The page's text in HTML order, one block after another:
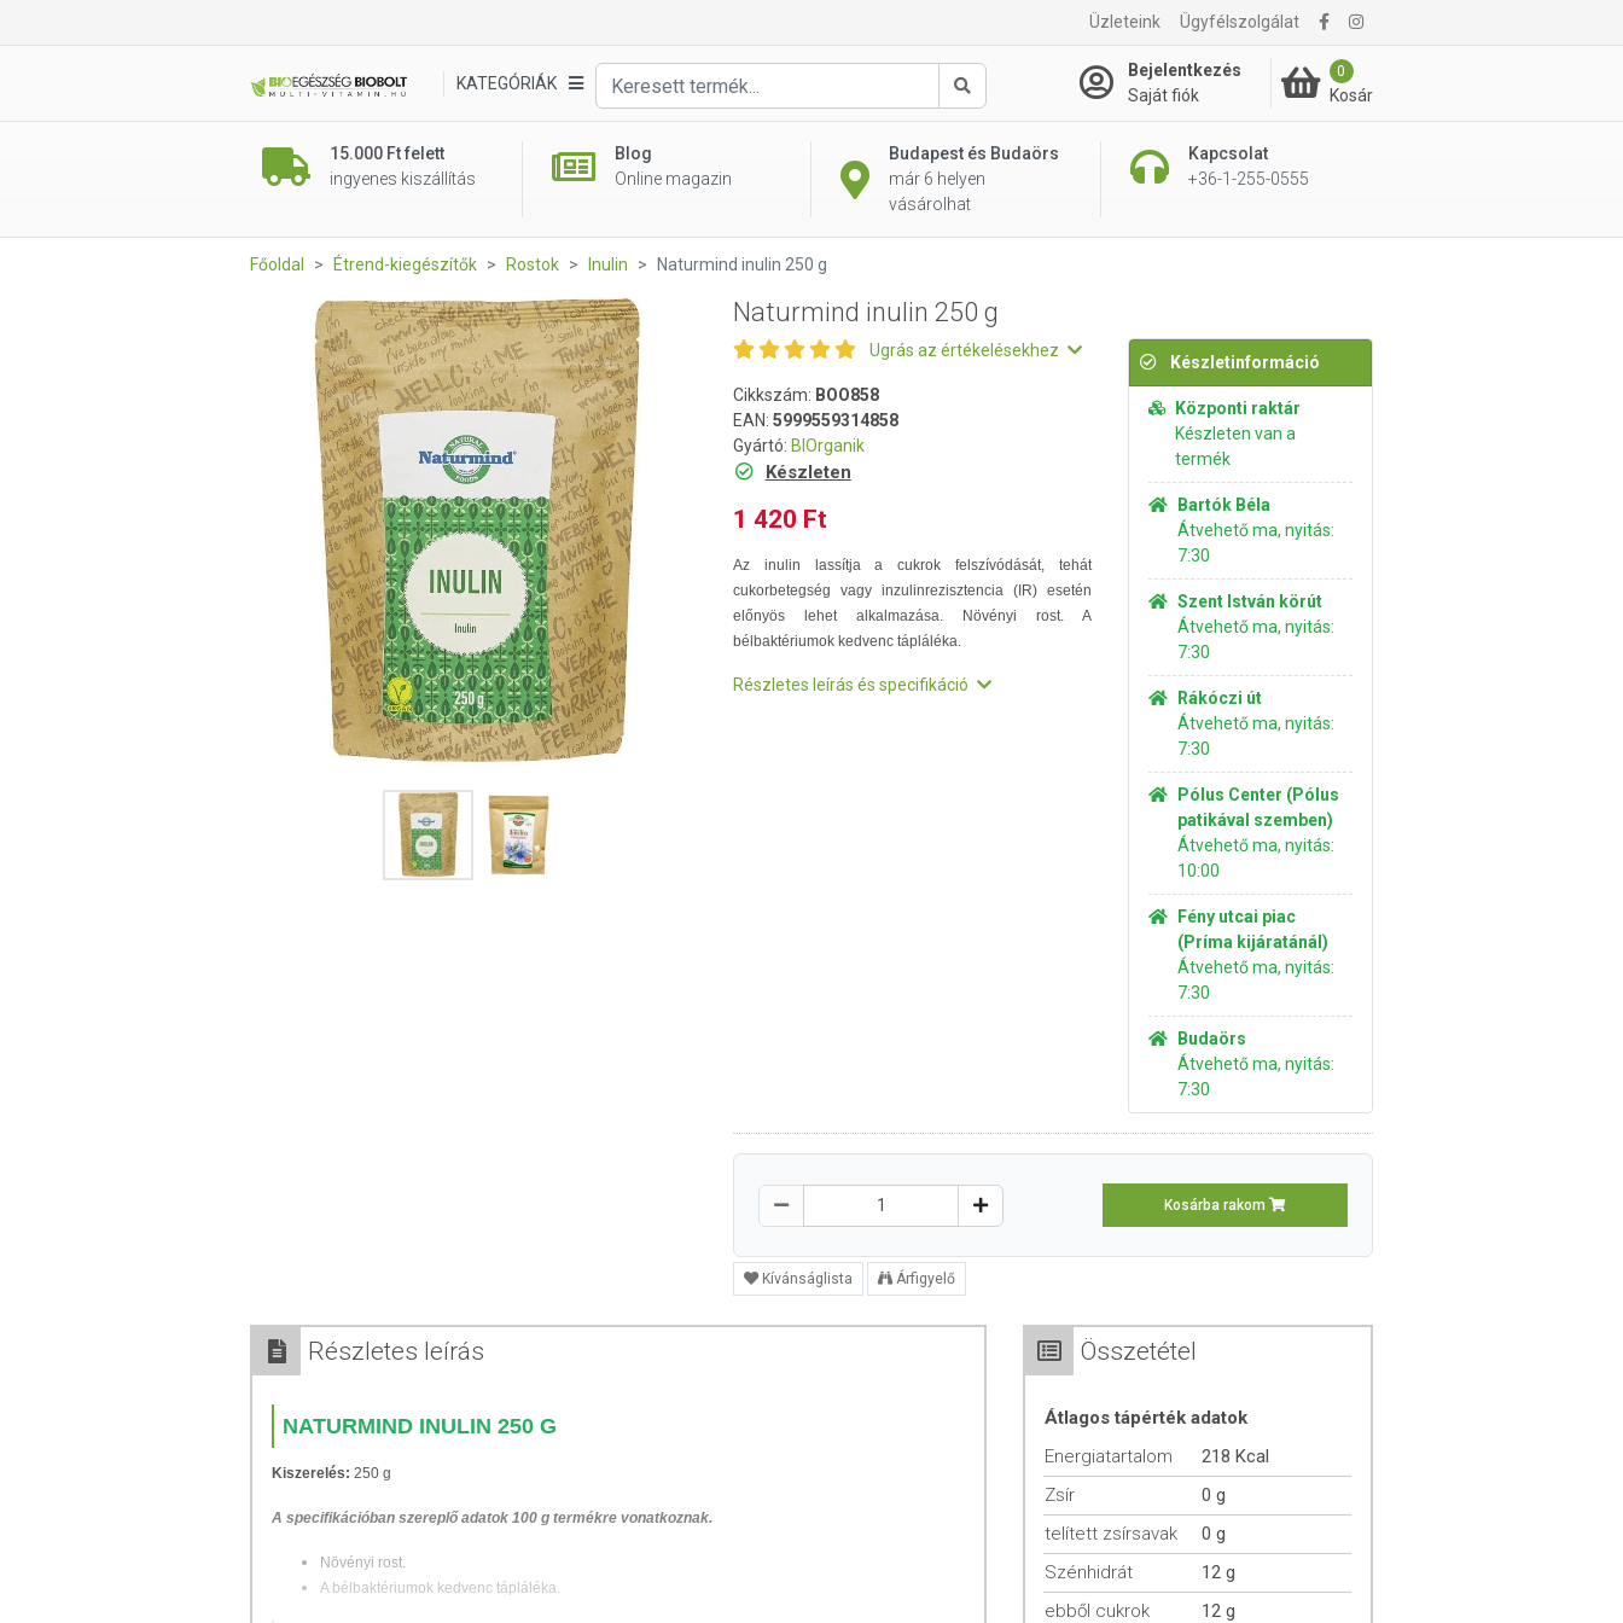
Üzleteink Ügyfélszolgálat
KATEGÓRIÁK
Keresés
Bejelentkezés
Saját fiók
0
Kosár
15.000 Ft felett
ingyenes kiszállítás
Blog
Online magazin
Budapest és Budaörs
már 6 helyen
vásárolhat
Kapcsolat
+36-1-255-0555
1 420 Ft Kosárba rakom
Főoldal Étrend-kiegészítők Rostok Inulin Naturmind inulin 250 g
Naturmind inulin 250 g
Ugrás az értékelésekhez
Cikkszám: BOO858
EAN: 5999559314858
Gyártó: BIOrganik
Készleten
1 420 Ft
Az inulin lassítja a cukrok felszívódását, tehát
cukorbetegség vagy inzulinrezisztencia (IR) esetén
előnyös lehet alkalmazása. Növényi rost. A
bélbaktériumok kedvenc tápláléka.
Részletes leírás és specifikáció
Készletinformáció
Központi raktár
Készleten van a
termék
Bartók Béla
Átvehető ma, nyitás:
7:30
Szent István körút
Átvehető ma, nyitás:
7:30
Rákóczi út
Átvehető ma, nyitás:
7:30
Pólus Center (Pólus
patikával szemben)
Átvehető ma, nyitás:
10:00
Fény utcai piac
(Príma kijáratánál)
Átvehető ma, nyitás:
7:30
Budaörs
Átvehető ma, nyitás:
7:30
Kosárba rakom
Kívánságlista Árfigyelő
Részletes leírás
NATURMIND INULIN 250 G
Kiszerelés: 250 g
A specifikációban szereplő adatok 100 g termékre vonatkoznak.
Növényi rost.
A bélbaktériumok kedvenc tápláléka.
Összetétel
Átlagos tápérték adatok
Energiatartalom
218 Kcal
Zsír
0 g
telített zsírsavak
0 g
Szénhidrát
12 g
ebből cukrok
12 g